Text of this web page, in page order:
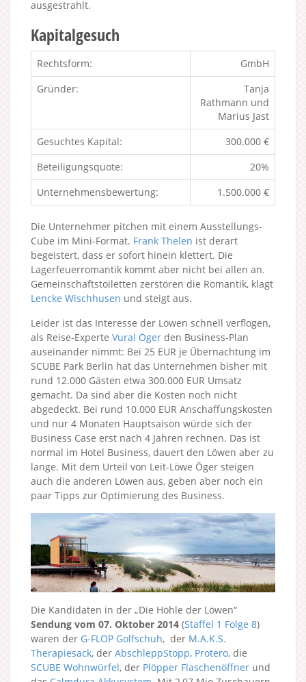
ausgestrahlt.
Kapitalgesuch
Rechtsform:
GmbH
Gründer:
Tanja
Rathmann und
Marius Jast
Gesuchtes Kapital:
300.000 €
Beteiligungsquote:
20%
Unternehmensbewertung:
1.500.000 €
Die Unternehmer pitchen mit einem Ausstellungs-
Cube im Mini-Format. Frank Thelen ist derart
begeistert, dass er sofort hinein klettert. Die
Lagerfeuerromantik kommt aber nicht bei allen an.
Gemeinschaftstoiletten zerstören die Romantik, klagt
Lencke Wischhusen und steigt aus.
Leider ist das Interesse der Löwen schnell verflogen,
als Reise-Experte Vural Öger den Business-Plan
auseinander nimmt: Bei 25 EUR je Übernachtung im
SCUBE Park Berlin hat das Unternehmen bisher mit
rund 12.000 Gästen etwa 300.000 EUR Umsatz
gemacht. Da sind aber die Kosten noch nicht
abgedeckt. Bei rund 10.000 EUR Anschaffungskosten
und nur 4 Monaten Hauptsaison würde sich der
Business Case erst nach 4 Jahren rechnen. Das ist
normal im Hotel Business, dauert den Löwen aber zu
lange. Mit dem Urteil von Leit-Löwe Öger steigen
auch die anderen Löwen aus, geben aber noch ein
paar Tipps zur Optimierung des Business.
Die Kandidaten in der „Die Höhle der Löwen“
Sendung vom 07. Oktober 2014 (Staffel 1 Folge 8)
waren der G-FLOP Golfschuh, der M.A.K.S.
Therapiesack, der AbschleppStopp, Protero, die
SCUBE Wohnwürfel, der Plöpper Flaschenöffner und